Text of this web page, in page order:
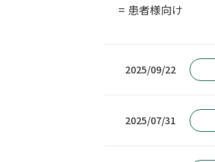
= 患者様向け
2025/09/22
2025/07/31